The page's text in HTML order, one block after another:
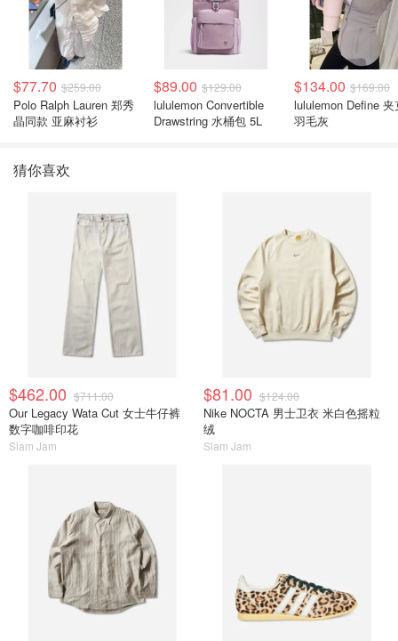
$77.70 $259.00
Polo Ralph Lauren 郑秀
晶同款 亚麻衬衫
$89.00 $129.00
lululemon Convertible
Drawstring 水桶包 5L
$134.00 $169.00
lululemon Define 夹
羽毛灰
猜你喜欢
$462.00 $711.00
Our Legacy Wata Cut 女士牛仔裤
数字咖啡印花
Slam Jam
$81.00 $124.00
Nike NOCTA 男士卫衣 米白色摇粒
绒
Slam Jam